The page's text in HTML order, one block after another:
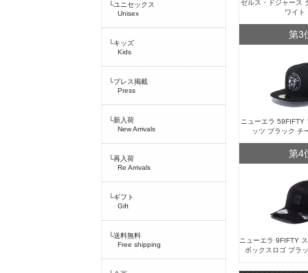
└ユニセックス
Unisex
└キッズ
Kids
└プレス掲載
Press
└新入荷
New Arrivals
└再入荷
Re Arrivals
└ギフト
Gift
└送料無料
Free shipping
ゼルス・ドジャース
ワイト
第3
ニューエラ 59FIFTY
ッツ ブラック チ
第4
ニューエラ 9FIFTY
ボックスロゴ ブラ